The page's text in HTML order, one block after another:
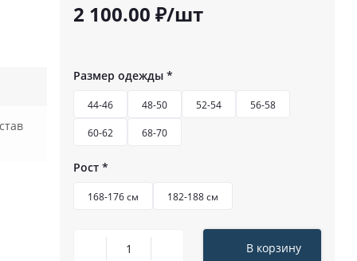
2 100.00 ₽/шт
Размер одежды *
44-46 48-50 52-54 56-58
60-62 68-70
Рост *
168-176 см 182-188 см
В корзину